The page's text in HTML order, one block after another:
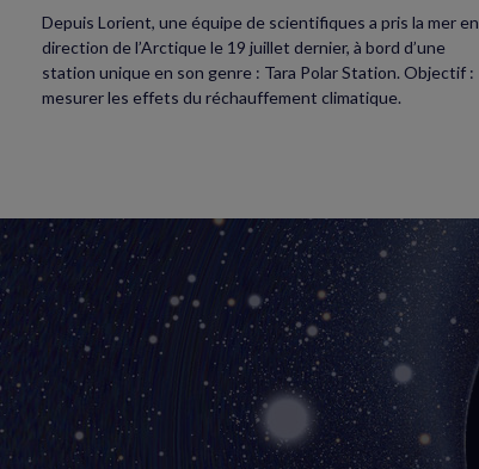
Depuis Lorient, une équipe de scientifiques a pris la mer en
direction de l’Arctique le 19 juillet dernier, à bord d’une
station unique en son genre : Tara Polar Station. Objectif :
mesurer les effets du réchauffement climatique.